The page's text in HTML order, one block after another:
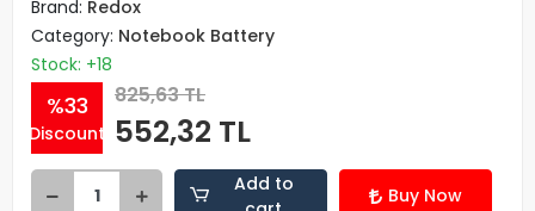
Brand: Redox
Category: Notebook Battery
Stock: +18
%33
Discount
825,63 TL
552,32 TL
Add to
Buy Now